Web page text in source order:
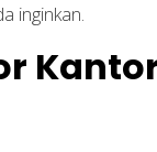
inginkan.